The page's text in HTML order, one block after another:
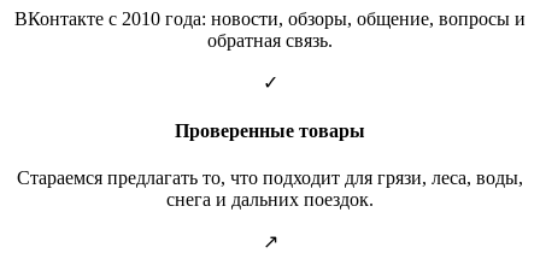
ВКонтакте с 2010 года: новости, обзоры, общение, вопросы и
обратная связь.
✓
Проверенные товары
Стараемся предлагать то, что подходит для грязи, леса, воды,
снега и дальних поездок.
↗